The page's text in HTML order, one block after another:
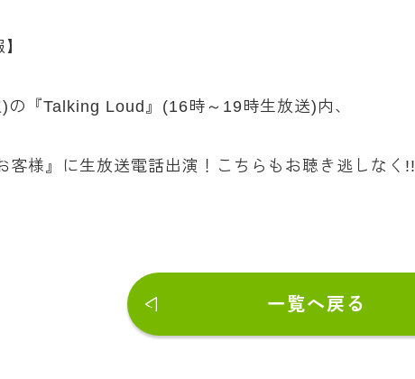
の『Talking Loud』(16時～19時生放送)内、
客様』に生放送電話出演！こちらもお聴き逃しなく!!
一覧へ戻る